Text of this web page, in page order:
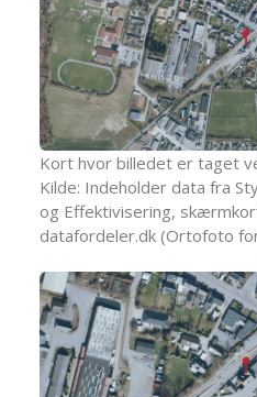
Kort hvor billedet er taget
Kilde: Indeholder data fra
og Effektivisering,
datafordeler.dk (Ortofoto